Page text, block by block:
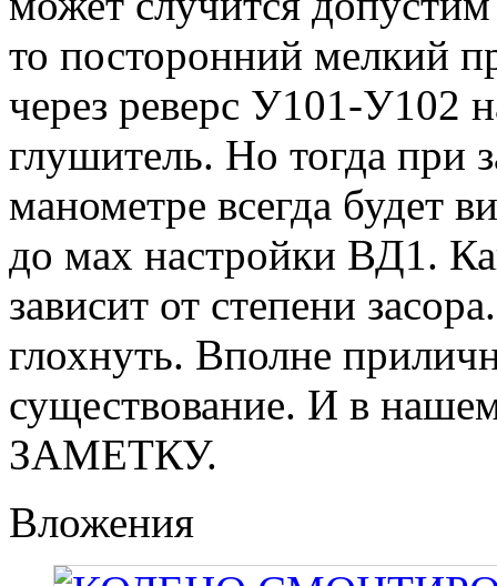
то посторонний мелкий
через реверс У101-У102
глушитель. Но тогда при
манометре всегда будет
до мах настройки ВД1.
зависит от степени
глохнуть. Вполне
существование. И в
ЗАМЕТКУ.
Вложения